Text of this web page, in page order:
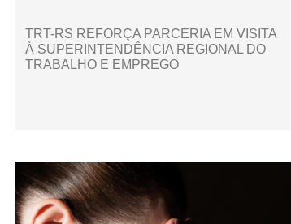
TRT-RS REFORÇA PARCERIA EM VISITA
À SUPERINTENDÊNCIA REGIONAL DO
TRABALHO E EMPREGO